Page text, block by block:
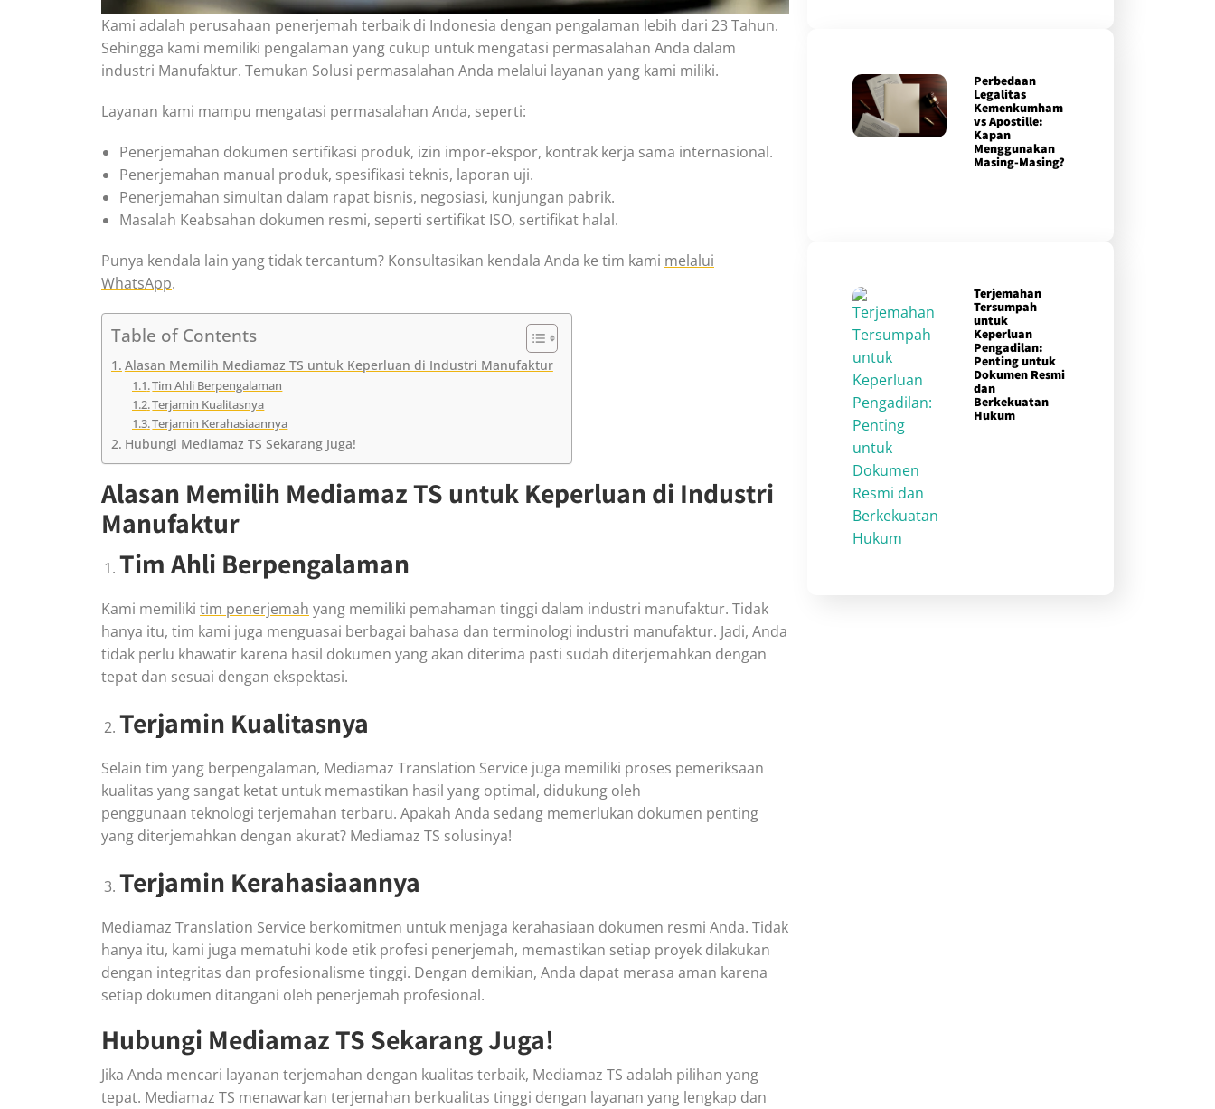
Kami adalah perusahaan penerjemah terbaik di Indonesia dengan pengalaman lebih dari 23 Tahun.
Sehingga kami memiliki pengalaman yang cukup untuk mengatasi permasalahan Anda dalam
industri Manufaktur. Temukan Solusi permasalahan Anda melalui layanan yang kami miliki.
Layanan kami mampu mengatasi permasalahan Anda, seperti:
Penerjemahan dokumen sertifikasi produk, izin impor-ekspor, kontrak kerja sama internasional.
Penerjemahan manual produk, spesifikasi teknis, laporan uji.
Penerjemahan simultan dalam rapat bisnis, negosiasi, kunjungan pabrik.
Masalah Keabsahan dokumen resmi, seperti sertifikat ISO, sertifikat halal.
Punya kendala lain yang tidak tercantum? Konsultasikan kendala Anda ke tim kami melalui
WhatsApp.
Table of Contents
Alasan Memilih Mediamaz TS untuk Keperluan di Industri Manufaktur
Tim Ahli Berpengalaman
Terjamin Kualitasnya
Terjamin Kerahasiaannya
Hubungi Mediamaz TS Sekarang Juga!
Alasan Memilih Mediamaz TS untuk Keperluan di Industri
Manufaktur
Tim Ahli Berpengalaman
Kami memiliki tim penerjemah yang memiliki pemahaman tinggi dalam industri manufaktur. Tidak
hanya itu, tim kami juga menguasai berbagai bahasa dan terminologi industri manufaktur. Jadi, Anda
tidak perlu khawatir karena hasil dokumen yang akan diterima pasti sudah diterjemahkan dengan
tepat dan sesuai dengan ekspektasi.
Terjamin Kualitasnya
Selain tim yang berpengalaman, Mediamaz Translation Service juga memiliki proses pemeriksaan
kualitas yang sangat ketat untuk memastikan hasil yang optimal, didukung oleh
penggunaan teknologi terjemahan terbaru. Apakah Anda sedang memerlukan dokumen penting
yang diterjemahkan dengan akurat? Mediamaz TS solusinya!
Terjamin Kerahasiaannya
Mediamaz Translation Service berkomitmen untuk menjaga kerahasiaan dokumen resmi Anda. Tidak
hanya itu, kami juga mematuhi kode etik profesi penerjemah, memastikan setiap proyek dilakukan
dengan integritas dan profesionalisme tinggi. Dengan demikian, Anda dapat merasa aman karena
setiap dokumen ditangani oleh penerjemah profesional.
Hubungi Mediamaz TS Sekarang Juga!
Jika Anda mencari layanan terjemahan dengan kualitas terbaik, Mediamaz TS adalah pilihan yang
tepat. Mediamaz TS menawarkan terjemahan berkualitas tinggi dengan layanan yang lengkap dan
Perbedaan
Legalitas
Kemenkumham
vs Apostille:
Kapan
Menggunakan
Masing-Masing?
Terjemahan
Tersumpah
untuk
Keperluan
Pengadilan:
Penting untuk
Dokumen Resmi
dan
Berkekuatan
Hukum